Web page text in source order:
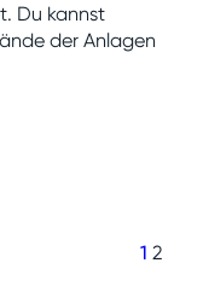
Du kannst
der Anlagen
1 2